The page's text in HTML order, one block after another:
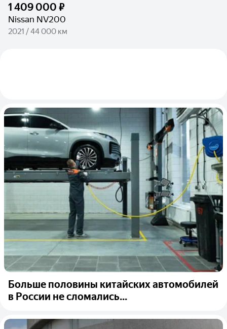
1 409 000 ₽
Nissan NV200
2021 / 44 000 км
Больше половины китайских автомобилей
в России не сломались...